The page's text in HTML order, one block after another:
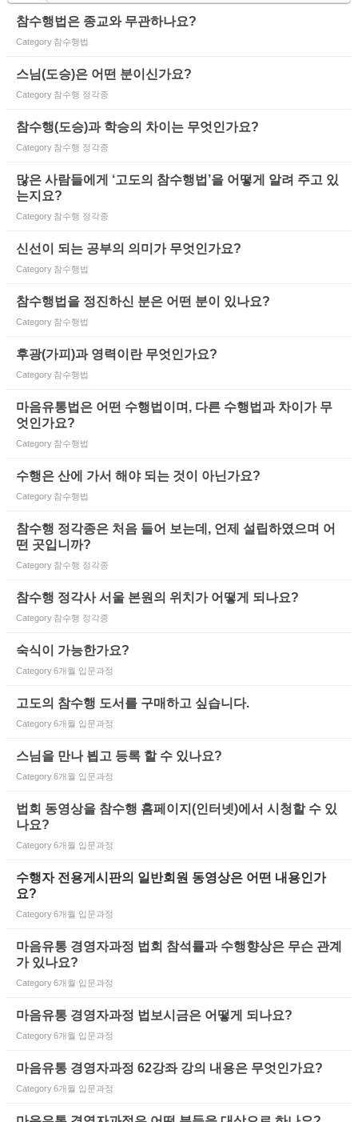
참수행법은 종교와 무관하나요?
Category 참수행법
스님(도승)은 어떤 분이신가요?
Category 참수행 정각종
참수행(도승)과 학승의 차이는 무엇인가요?
Category 참수행 정각종
많은 사람들에게 ‘고도의 참수행법’을 어떻게 알려 주고 있
는지요?
Category 참수행 정각종
신선이 되는 공부의 의미가 무엇인가요?
Category 참수행법
참수행법을 정진하신 분은 어떤 분이 있나요?
Category 참수행법
후광(가피)과 영력이란 무엇인가요?
Category 참수행법
마음유통법은 어떤 수행법이며, 다른 수행법과 차이가 무
엇인가요?
Category 참수행법
수행은 산에 가서 해야 되는 것이 아닌가요?
Category 참수행법
참수행 정각종은 처음 들어 보는데, 언제 설립하였으며 어
떤 곳입니까?
Category 참수행 정각종
참수행 정각사 서울 본원의 위치가 어떻게 되나요?
Category 참수행 정각종
숙식이 가능한가요?
Category6개월 입문과정
고도의 참수행 도서를 구매하고 싶습니다.
Category6개월 입문과정
스님을 만나 뵙고 등록 할 수 있나요?
Category6개월 입문과정
법회 동영상을 참수행 홈페이지(인터넷)에서 시청할 수 있
나요?
Category6개월 입문과정
수행자 전용게시판의 일반회원 동영상은 어떤 내용인가
요?
Category6개월 입문과정
마음유통 경영자과정 법회 참석률과 수행향상은 무슨 관계
가 있나요?
Category6개월 입문과정
마음유통 경영자과정 법보시금은 어떻게 되나요?
Category6개월 입문과정
마음유통 경영자과정 62강좌 강의 내용은 무엇인가요?
Category6개월 입문과정